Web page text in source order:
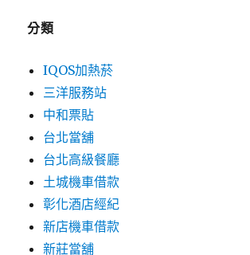
分類
IQOS加熱菸
三洋服務站
中和票貼
台北當舖
台北高級餐廳
土城機車借款
彰化酒店經紀
新店機車借款
新莊當舖